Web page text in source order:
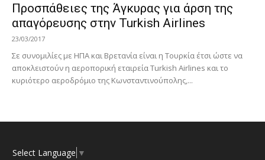
Προσπάθειες της Άγκυρας για άρση της
απαγόρευσης στην Turkish Airlines
23/03/2017
Σε συνομιλίες με ΗΠΑ και Βρετανία είναι η Τουρκία έτσι ώστε να
αποκλειστούν η αεροπορική εταιρεία Turkish Airlines και το
κυριότερο αεροδρόμιο της Κωνσταντινούπολης,...
Select Language ▼